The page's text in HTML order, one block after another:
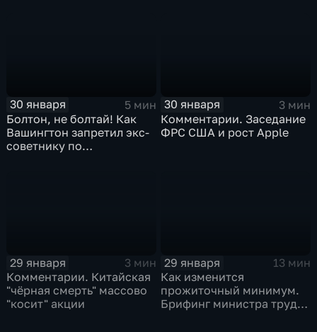
30 января
5 мин
Болтон, не болтай! Как
Вашингтон запретил экс-
советнику по
30 января
3 мин
Комментарии. Заседание
ФРС США и рост Apple
29 января
3 мин
Комментарии. Китайская
"чёрная смерть" массово
"косит" акции
29 января
13 мин
Как изменится
прожиточный минимум.
Брифинг министра труда